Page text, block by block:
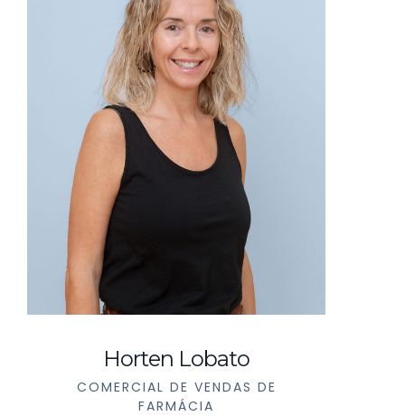
Horten Lobato
COMERCIAL DE VENDAS DE
FARMÁCIA